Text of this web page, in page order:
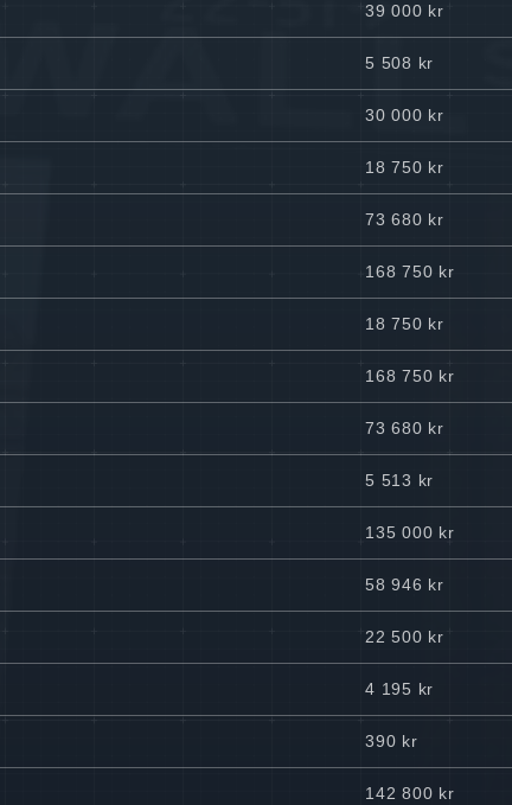
39 000 kr
5 508 kr
30 000 kr
18 750 kr
73 680 kr
168 750 kr
18 750 kr
168 750 kr
73 680 kr
5 513 kr
135 000 kr
58 946 kr
22 500 kr
4 195 kr
390 kr
142 800 kr